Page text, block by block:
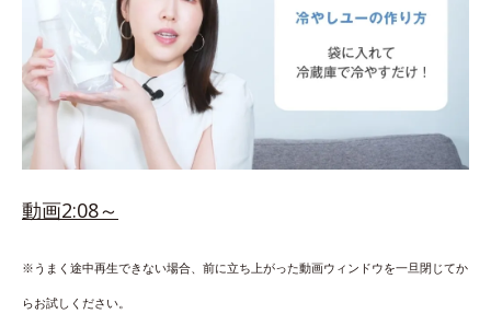
動画2:08～
※うまく途中再生できない場合、前に立ち上がった動画ウィンドウを一旦閉じてか
らお試しください。